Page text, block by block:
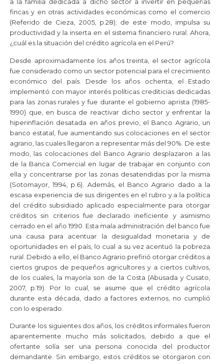
fincas y en otras actividades económicas como el comercio
(Referido de Cieza, 2005, p.28); de este modo, impulsa su
productividad y la inserta en el sistema financiero rural. Ahora,
¿cuál es la situación del crédito agrícola en el Perú?
Desde aproximadamente los años treinta, el sector agrícola
fue considerado como un sector potencial para el crecimiento
económico del país. Desde los años ochenta, el Estado
implementó con mayor interés políticas crediticias dedicadas
para las zonas rurales y fue durante el gobierno aprista (1985-
1990) que, en busca de reactivar dicho sector y enfrentar la
hiperinflación desatada en años previo, el Banco Agrario, un
banco estatal, fue aumentando sus colocaciones en el sector
agrario, las cuales llegaron a representar más del 90%. De este
modo, las colocaciones del Banco Agrario desplazaron a las
de la Banca Comercial en lugar de trabajar en conjunto con
ella y concentrarse por las zonas desatendidas por la misma
(Sotomayor, 1994, p.6). Además, el Banco Agrario dado a la
escasa experiencia de sus dirigentes en el rubro y a la política
del crédito subsidiado aplicado especialmente para otorgar
créditos sin criterios fue declarado ineficiente y asimismo
cerrado en el año 1990. Esta mala administración del banco fue
una causa para acentuar la desigualdad monetaria y de
oportunidades en el país, lo cual a su vez acentuó la pobreza
rural. Debido a ello, el Banco Agrario prefirió otorgar créditos a
ciertos grupos de pequeños agricultores y a ciertos cultivos,
de los cuales, la mayoría son de la Costa (Abusada y Cusato,
2007, p.19). Por lo cual, se asume que el crédito agrícola
durante esta década, dado a factores externos, no cumplió
con lo esperado.
Durante los siguientes dos años, los créditos informales fueron
aparentemente mucho más solicitados, debido a que el
ofertante solía ser una persona conocida del productor
demandante. Sin embargo, estos créditos se otorgaron con